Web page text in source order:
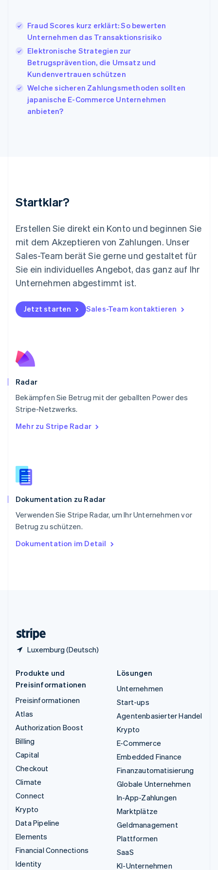
Fraud Scores kurz erklärt: So bewerten
Unternehmen das Transaktionsrisiko
Elektronische Strategien zur
Betrugsprävention, die Umsatz und
Kundenvertrauen schützen
Welche sicheren Zahlungsmethoden sollten
japanische E-Commerce Unternehmen
anbieten?
Startklar?
Erstellen Sie direkt ein Konto und beginnen Sie
mit dem Akzeptieren von Zahlungen. Unser
Sales-Team berät Sie gerne und gestaltet für
Sie ein individuelles Angebot, das ganz auf Ihr
Unternehmen abgestimmt ist.
Jetzt starten Sales-Team kontaktieren
Radar
Bekämpfen Sie Betrug mit der geballten Power des
Stripe-Netzwerks.
Mehr zu Stripe Radar
Dokumentation zu Radar
Verwenden Sie Stripe Radar, um Ihr Unternehmen vor
Betrug zu schützen.
Dokumentation im Detail
Luxemburg (Deutsch)
日本語English
English Français
Kroatien
EnglishItaliano
Lettland
Liechtenstein
DeutschEnglish
Litauen
Español English
Niederlande
NederlandsEnglish
English
Österreich
Deutsch
Polen
Portugal
PortuguêsEnglish
Svenska
Schweiz
Singapur
English简体中文
Slowakei
Slowenien
English
Spanien
Thailand
Tschechische Republik
English
English
Produkte und
Preisinformationen
Preisinformationen
Atlas
Authorization Boost
Billing
Capital
Checkout
Climate
Connect
Krypto
Data Pipeline
Elements
Financial Connections
Identity
Lösungen
Unternehmen
Start-ups
Agentenbasierter Handel
Krypto
E-Commerce
Embedded Finance
Finanzautomatisierung
Globale Unternehmen
In-App-Zahlungen
Marktplätze
Geldmanagement
Plattformen
SaaS
KI-Unternehmen